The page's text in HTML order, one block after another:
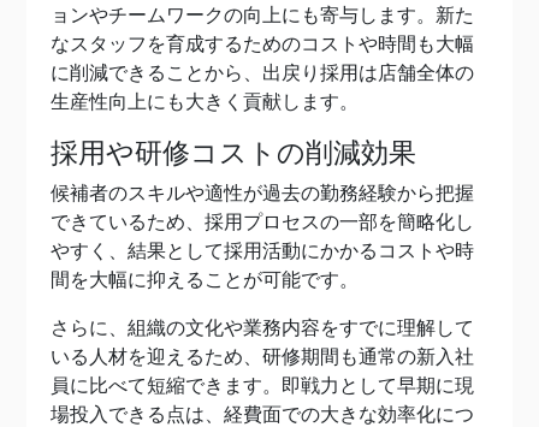
ョンやチームワークの向上にも寄与します。新た
なスタッフを育成するためのコストや時間も大幅
に削減できることから、出戻り採用は店舗全体の
生産性向上にも大きく貢献します。
採用や研修コストの削減効果
候補者のスキルや適性が過去の勤務経験から把握
できているため、採用プロセスの一部を簡略化し
やすく、結果として採用活動にかかるコストや時
間を大幅に抑えることが可能です。
さらに、組織の文化や業務内容をすでに理解して
いる人材を迎えるため、研修期間も通常の新入社
員に比べて短縮できます。即戦力として早期に現
場投入できる点は、経費面での大きな効率化につ